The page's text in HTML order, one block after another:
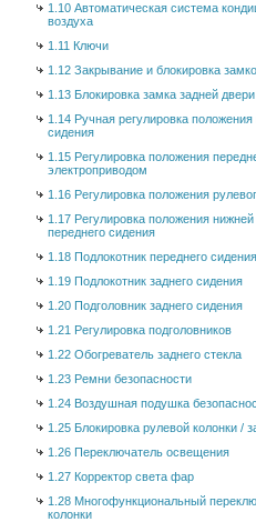
1.10 Автоматическая система
воздуха
1.11 Ключи
1.12 Закрывание и блокировка
1.13 Блокировка замка задней
1.14 Ручная регулировка положения
сидения
1.15 Регулировка положения
электроприводом
1.16 Регулировка положения
1.17 Регулировка положения
переднего сидения
1.18 Подлокотник переднего сидения
1.19 Подлокотник заднего сидения
1.20 Подголовник заднего сидения
1.21 Регулировка подголовников
1.22 Обогреватель заднего стекла
1.23 Ремни безопасности
1.24 Воздушная подушка
1.25 Блокировка рулевой колонки /
1.26 Переключатель освещения
1.27 Корректор света фар
1.28 Многофункциональный
колонки